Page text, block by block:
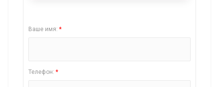
Ваше имя: *
Телефон: *